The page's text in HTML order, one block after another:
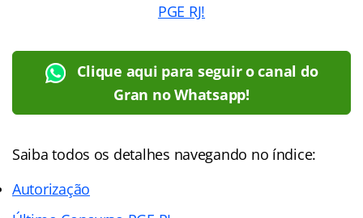
PGE RJ!
Clique aqui para seguir o canal do
Gran no Whatsapp!
Saiba todos os detalhes navegando no índice:
Autorização